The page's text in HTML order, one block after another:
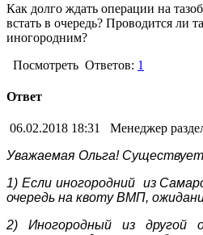
Как долго ждать операции на
встать в очередь? Проводится ли
иногородним?
Посмотреть Ответов: 1
Ответ
06.02.2018 18:31
Менеджер
Уважаемая Ольга!
1) Если иногородний из
очередь на квоту ВМП,
2) Иногородный из другой